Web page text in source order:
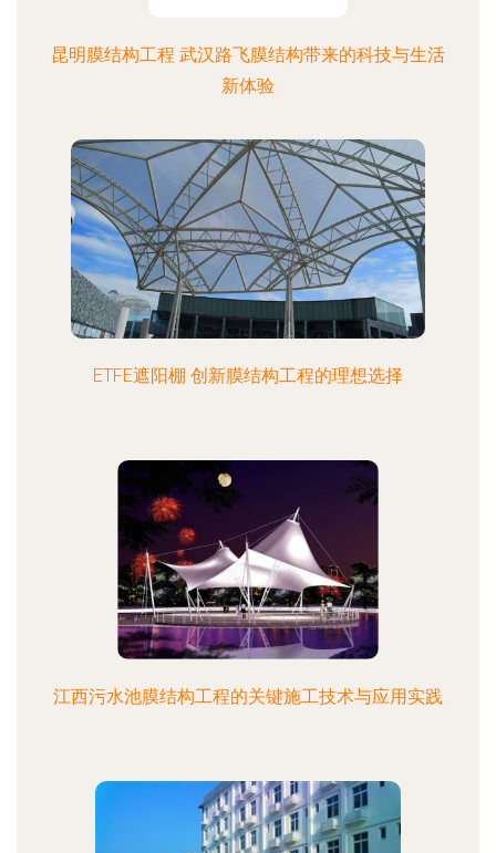
昆明膜结构工程 武汉路飞膜结构带来的科技与生活
新体验
ETFE遮阳棚 创新膜结构工程的理想选择
江西污水池膜结构工程的关键施工技术与应用实践